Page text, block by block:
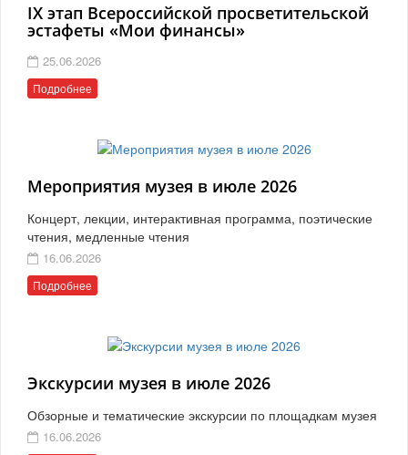
IX этап Всероссийской просветительской
эстафеты «Мои финансы»
25.06.2026
Подробнее
Мероприятия музея в июле 2026
Концерт, лекции, интерактивная программа, поэтические
чтения, медленные чтения
16.06.2026
Подробнее
Экскурсии музея в июле 2026
Обзорные и тематические экскурсии по площадкам музея
16.06.2026